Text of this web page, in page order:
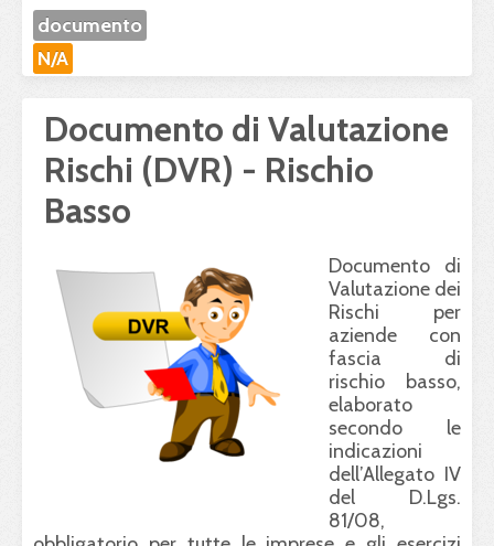
documento
N/A
Documento di Valutazione
Rischi (DVR) - Rischio
Basso
Documento di
Valutazione dei
Rischi per
aziende con
fascia di
rischio basso,
elaborato
secondo le
indicazioni
dell’Allegato IV
del D.Lgs.
81/08,